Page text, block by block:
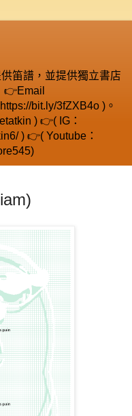
笛譜，並提供獨立書店
👉Email
bit.ly/3fZXB4o )。
) 👉( IG：
) 👉( Youtube：